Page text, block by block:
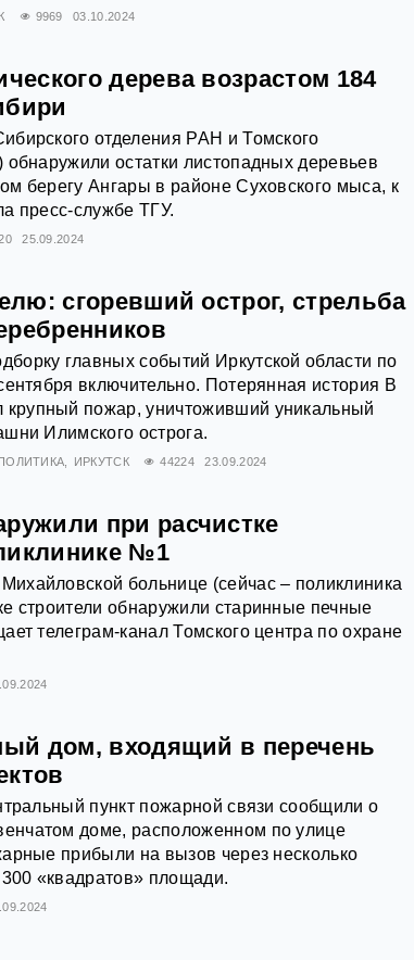
9969 03.10.2024
дерева возрастом 184
отделения РАН и Томского
обнаружили остатки листопадных деревьев
берегу Ангары в районе Суховского мыса, к
пресс-службе ТГУ.
25.09.2024
сгоревший острог, стрельба
главных событий Иркутской области по
включительно. Потерянная история В
пожар, уничтоживший уникальный
Илимского острога.
ИРКУТСК 44224 23.09.2024
при расчистке
№1
больнице (сейчас – поликлиника
строители обнаружили старинные печные
телеграм-канал Томского центра по охране
дом, входящий в перечень
пункт пожарной связи сообщили о
доме, расположенном по улице
прибыли на вызов через несколько
«квадратов» площади.